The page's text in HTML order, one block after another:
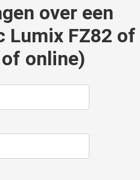
over een
Lumix FZ82 of
online)